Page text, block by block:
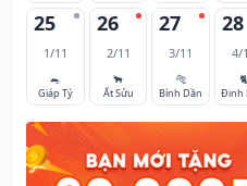
25
1/11
🐀
Giáp Tý
26
2/11
🐂
Ất Sửu
27
3/11
🐅
Bính Dần
28
4/
🐈
Đinh